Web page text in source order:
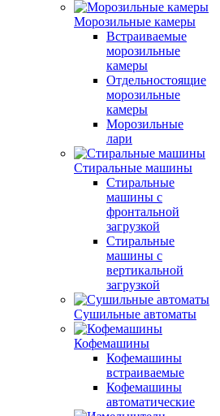
Морозильные камеры
Встраиваемые
морозильные
камеры
Отдельностоящие
морозильные
камеры
Морозильные
лари
Стиральные машины
Стиральные
машины с
фронтальной
загрузкой
Стиральные
машины с
вертикальной
загрузкой
Сушильные автоматы
Кофемашины
Кофемашины
встраиваемые
Кофемашины
автоматические